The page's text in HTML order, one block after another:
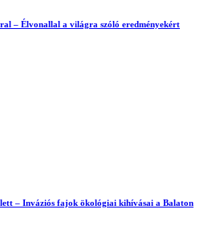
– Élvonallal a világra szóló eredményekért
– Inváziós fajok ökológiai kihívásai a Balaton